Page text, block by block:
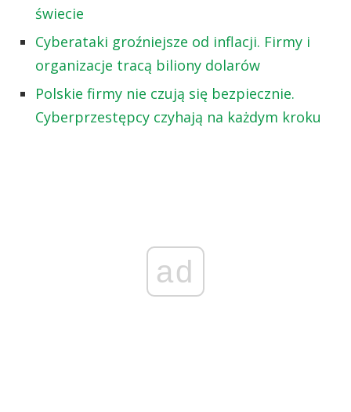
świecie
Cyberataki groźniejsze od inflacji. Firmy i
organizacje tracą biliony dolarów
Polskie firmy nie czują się bezpiecznie.
Cyberprzestępcy czyhają na każdym kroku
ad